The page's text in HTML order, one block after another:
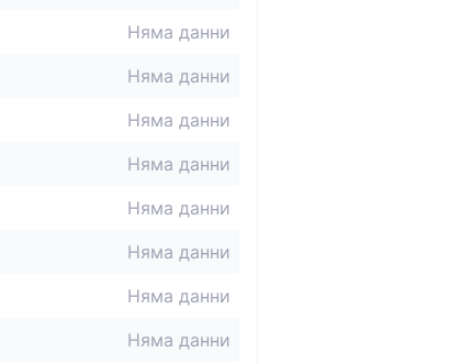
Няма данни
Няма данни
Няма данни
Няма данни
Няма данни
Няма данни
Няма данни
Няма данни